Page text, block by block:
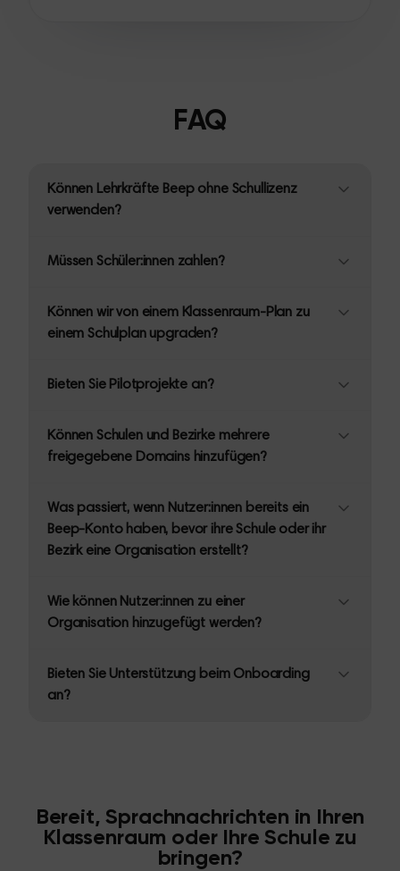
FAQ
Können Lehrkräfte Beep ohne Schullizenz
verwenden?
Müssen Schüler:innen zahlen?
Können wir von einem Klassenraum-Plan zu
einem Schulplan upgraden?
Bieten Sie Pilotprojekte an?
Können Schulen und Bezirke mehrere
freigegebene Domains hinzufügen?
Was passiert, wenn Nutzer:innen bereits ein
Beep-Konto haben, bevor ihre Schule oder ihr
Bezirk eine Organisation erstellt?
Wie können Nutzer:innen zu einer
Organisation hinzugefügt werden?
Bieten Sie Unterstützung beim Onboarding
an?
Bereit, Sprachnachrichten in Ihren
Klassenraum oder Ihre Schule zu
bringen?